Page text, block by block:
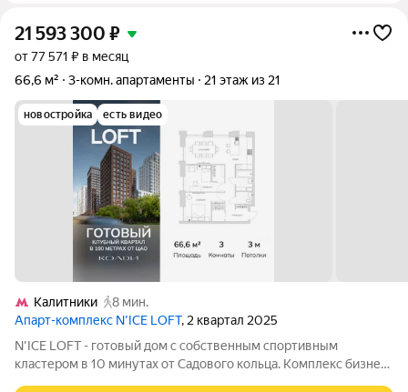
21 593 300 ₽
от 77 571 ₽ в месяц
66,6 м²
3-комн. апартаменты 21 этаж из 21
новостройка есть видео
Калитники
8 мин.
Апарт-комплекс N’ICE LOFT, 2 квартал 2025
N'ICE LOFT - готовый дом с собственным спортивным
кластером в 10 минутах от Садового кольца. Комплекс бизнес-